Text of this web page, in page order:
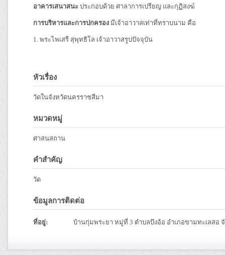
อาคารเสนาสนะ ประกอบด้วย ศาลาการเปรียญ และกุฏิสงฆ์
การบริหารและการปกครอง มีเจ้าอาวาสเท่าที่ทราบนาม คือ
1. พระไพเสรี สุพุทธิโล เจ้าอาวาสรูปปัจจุบัน
หัวเรื่อง
วัดในจังหวัดนครราชสีมา
หมวดหมู่
ศาสนสถาน
คำสำคัญ
วัด
ข้อมูลการติดต่อ
ที่อยู่: บ้านกุ่มพระยา หมู่ที่ 3 ตำบลบึงอ้อ อำเภอขามทะเลสอ